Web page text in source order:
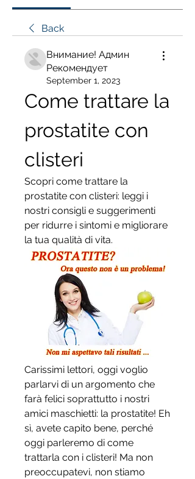
Back
Внимание! Админ
Рекомендует
September 1, 2023
Come trattare la
prostatite con
clisteri
Scopri come trattare la
prostatite con clisteri: leggi i
nostri consigli e suggerimenti
per ridurre i sintomi e migliorare
la tua qualità di vita.
Carissimi lettori, oggi voglio
parlarvi di un argomento che
farà felici soprattutto i nostri
amici maschietti: la prostatite! Eh
sì, avete capito bene, perché
oggi parleremo di come
trattarla con i clisteri! Ma non
preoccupatevi, non stiamo